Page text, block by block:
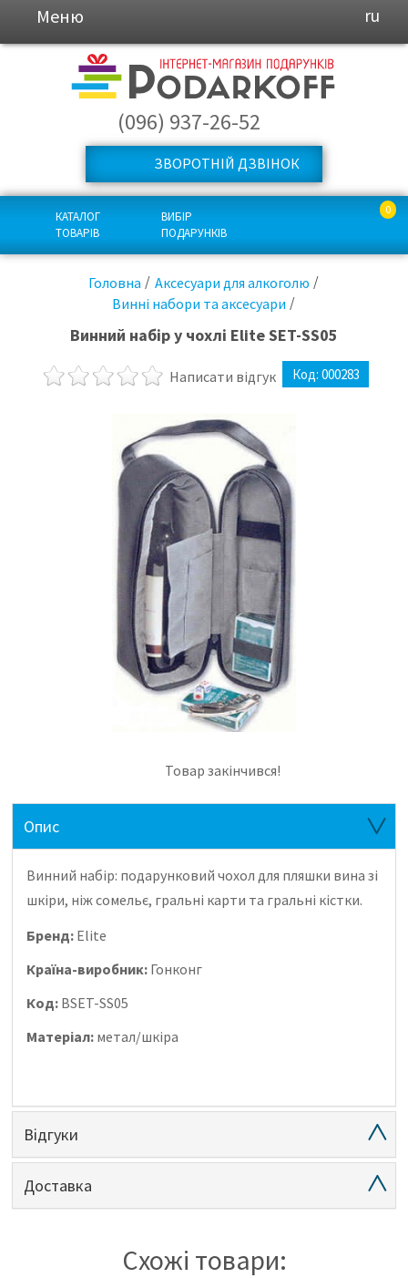
Меню ru
(096) 937-26-52
ЗВОРОТНІЙ ДЗВІНОК
КАТАЛОГ
ТОВАРІВ
ВИБІР
ПОДАРУНКІВ
0
Головна
Аксесуари для алкоголю
Винні набори та аксесуари
Винний набір у чохлі Elite SET-SS05
Написати відгук Код: 000283
Товар закінчився!
Опис
Винний набір: подарунковий чохол для пляшки вина зі
шкіри, ніж сомельє, гральні карти та гральні кістки.
Бренд: Elite
Країна-виробник: Гонконг
Код: BSET-SS05
Матеріал: метал/шкіра
Відгуки
Доставка
Схожі товари: